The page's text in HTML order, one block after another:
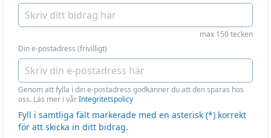
max 150 tecken
Din e-postadress (frivilligt)
Genom att fylla i din e-postadress godkänner du att den sparas hos
oss. Läs mer i vårIntegritetspolicy
Fyll i samtliga fält markerade med en asterisk (*) korrekt
för att skicka in ditt bidrag.